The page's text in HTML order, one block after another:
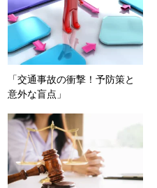
「交通事故の衝撃！予防策と
意外な盲点」